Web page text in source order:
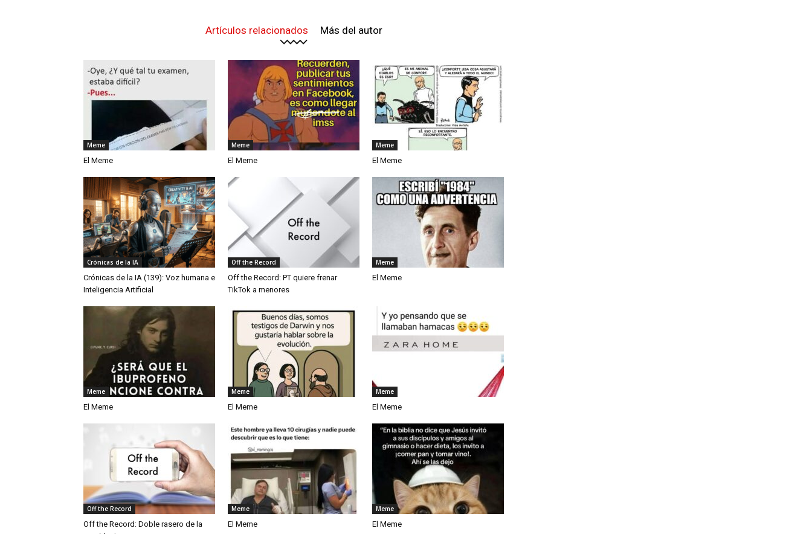
Artículos relacionados Más del autor
Meme
El Meme
Meme
El Meme
Meme
El Meme
Crónicas de la IA
Crónicas de la IA (139): Voz humana e
Inteligencia Artificial
Off the Record
Off the Record: PT quiere frenar
TikTok a menores
Meme
El Meme
Meme
El Meme
Meme
El Meme
Meme
El Meme
Off the Record
Off the Record: Doble rasero de la
Meme
El Meme
Meme
El Meme